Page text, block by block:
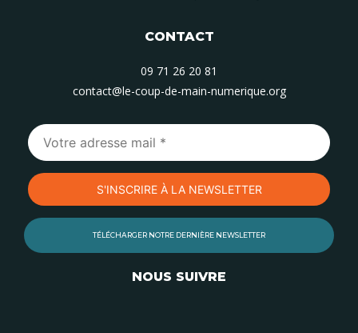
CONTACT
09 71 26 20 81
contact@le-coup-de-main-numerique.org
TÉLÉCHARGER NOTRE DERNIÈRE NEWSLETTER
NOUS SUIVRE